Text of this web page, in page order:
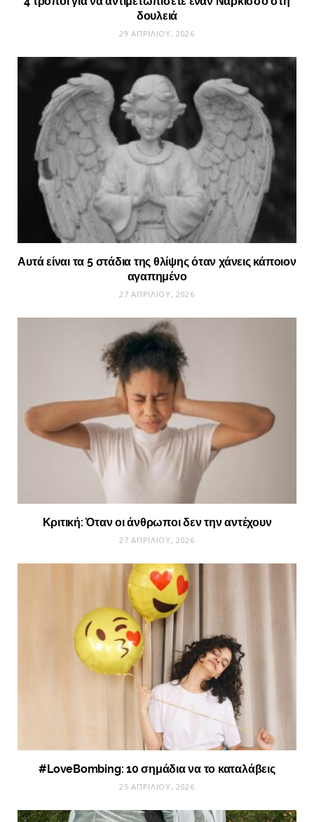
δουλειά
29 ΑΠΡΙΛΊΟΥ, 2026
Αυτά είναι τα 5 στάδια της θλίψης όταν χάνεις κάποιον
αγαπημένο
27 ΑΠΡΙΛΊΟΥ, 2026
Κριτική: Όταν οι άνθρωποι δεν την αντέχουν
27 ΑΠΡΙΛΊΟΥ, 2026
#LoveBombing: 10 σημάδια να το καταλάβεις
25 ΑΠΡΙΛΊΟΥ, 2026